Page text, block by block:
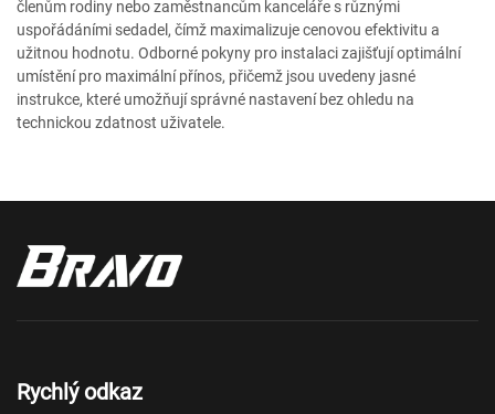
členům rodiny nebo zaměstnancům kanceláře s různými
uspořádáními sedadel, čímž maximalizuje cenovou efektivitu a
užitnou hodnotu. Odborné pokyny pro instalaci zajišťují optimální
umístění pro maximální přínos, přičemž jsou uvedeny jasné
instrukce, které umožňují správné nastavení bez ohledu na
technickou zdatnost uživatele.
Rychlý odkaz